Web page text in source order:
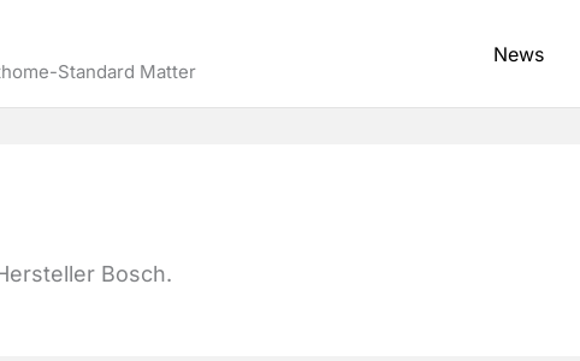
Standard Matter
News
Bosch.